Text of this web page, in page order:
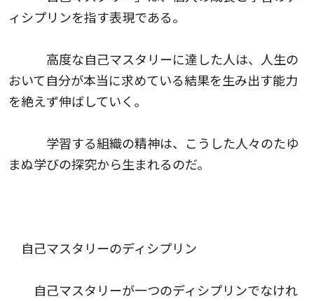
ィシプリンを指す表現である。
高度な自己マスタリーに達した人は、人生の
おいて自分が本当に求めている結果を生み出す能力
を絶えず伸ばしていく。
学習する組織の精神は、こうした人々のたゆ
まぬ学びの探究から生まれるのだ。
自己マスタリーのディシプリン
自己マスタリーが一つのディシプリンでなけれ